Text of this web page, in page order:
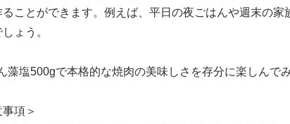
ことができます。例えば、平日の夜ごはんや週末の
ょう。
藻塩500gで本格的な焼肉の美味しさを存分に楽しんで
項＞